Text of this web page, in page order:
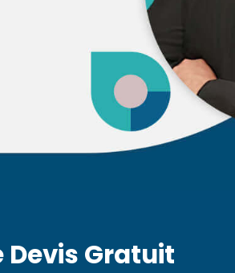
Devis Gratuit